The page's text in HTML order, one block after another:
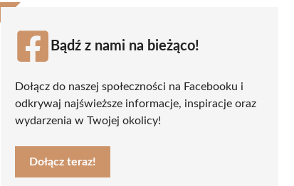
Bądź z nami na bieżąco!
Dołącz do naszej społeczności na Facebooku i
odkrywaj najświeższe informacje, inspiracje oraz
wydarzenia w Twojej okolicy!
Dołącz teraz!